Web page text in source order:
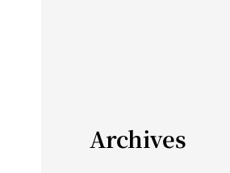
Archives